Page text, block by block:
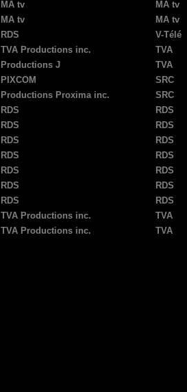
MA tv MA tv
MA tv MA tv
RDS V-Télé
TVA Productions inc. TVA
Productions J TVA
PIXCOM SRC
Productions Proxima inc. SRC
RDS RDS
RDS RDS
RDS RDS
RDS RDS
RDS RDS
RDS RDS
RDS RDS
TVA Productions inc. TVA
TVA Productions inc. TVA